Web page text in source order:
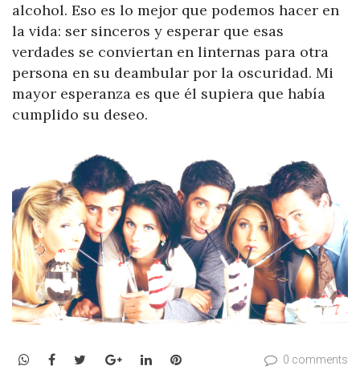
alcohol. Eso es lo mejor que podemos hacer en
la vida: ser sinceros y esperar que esas
verdades se conviertan en linternas para otra
persona en su deambular por la oscuridad. Mi
mayor esperanza es que él supiera que había
cumplido su deseo.
WhatsApp
Facebook
TwitterGoogle+LinkedInPinterest 0 comments